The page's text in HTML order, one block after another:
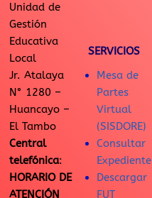
Unidad de
Gestión
Educativa
Local
Jr. Atalaya
N° 1280 –
Huancayo –
El Tambo
Central
telefónica:
HORARIO DE
ATENCIÓN
SERVICIOS
Mesa de
Partes
Virtual
(SISDORE)
Consultar
Expediente
Descargar
FUT